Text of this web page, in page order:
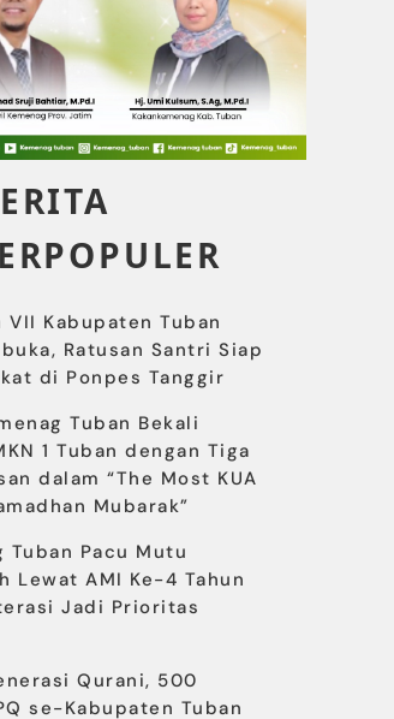
VII Kabupaten Tuban
Ratusan Santri Siap
di Ponpes Tanggir
Tuban Bekali
1 Tuban dengan Tiga
dalam “The Most KUA
Mubarak”
Tuban Pacu Mutu
Lewat AMI Ke-4 Tahun
Jadi Prioritas
Qurani, 500
se-Kabupaten Tuban